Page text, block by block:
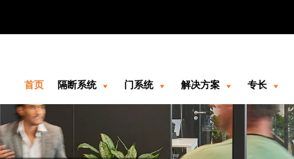
首页 隔断系统 门系统 解决方案 专长